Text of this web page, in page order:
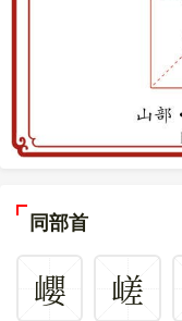
同部首
巊 嵯